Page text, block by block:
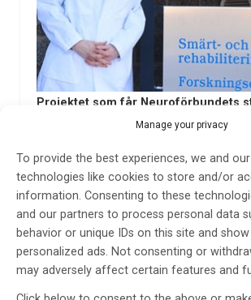
Manage your privacy
To provide the best experiences, we and
technologies like cookies to store and/or
information. Consenting to these
and our partners to process personal data
behavior or unique IDs on this site and
personalized ads. Not consenting or
may adversely affect certain features and
Projektet som får Neuroförbundets
Neuroförbundets stora forskningsbidrag
för att med hjälp av biomarkörer mäta
ämnen i blod och saliv hos patienter
smärttillstånd.